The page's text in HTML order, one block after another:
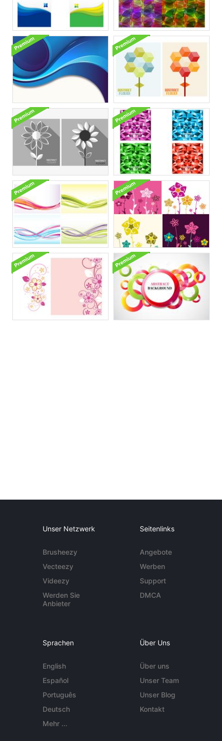
Unser Netzwerk
Brusheezy
Vecteezy
Videezy
Werden Sie
Anbieter
Seitenlinks
Angebote
Werben
Support
DMCA
Sprachen
English
Español
Português
Deutsch
Mehr ...
Über Uns
Über uns
Unser Team
Unser Blog
Kontakt